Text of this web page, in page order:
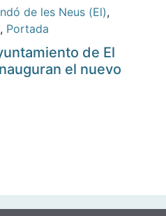
de les Neus (El),
, Portada
de El
el nuevo